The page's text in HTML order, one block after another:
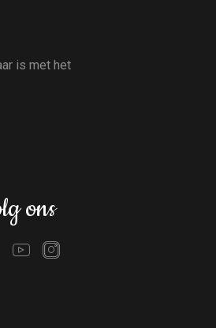
is met het
ons